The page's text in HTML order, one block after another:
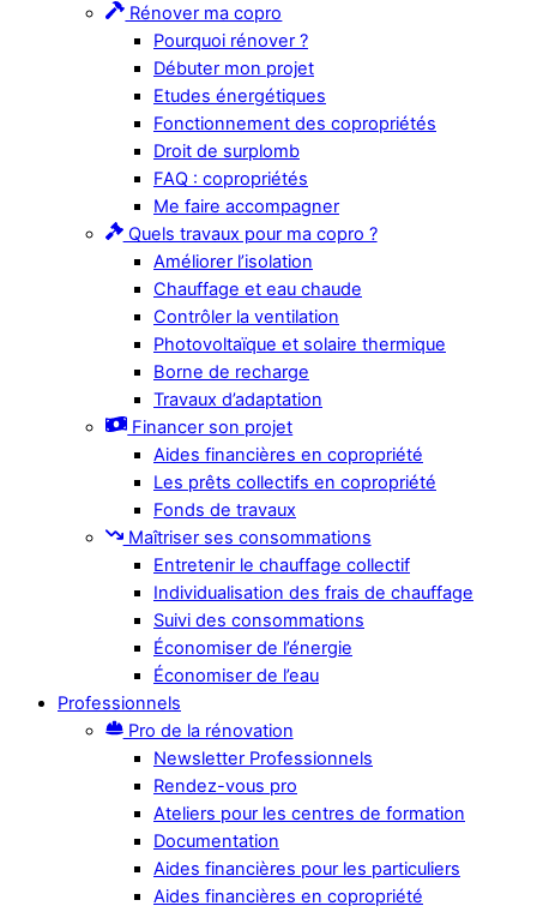
Rénover ma copro
Pourquoi rénover ?
Débuter mon projet
Etudes énergétiques
Fonctionnement des copropriétés
Droit de surplomb
FAQ : copropriétés
Me faire accompagner
Quels travaux pour ma copro ?
Améliorer l’isolation
Chauffage et eau chaude
Contrôler la ventilation
Photovoltaïque et solaire thermique
Borne de recharge
Travaux d’adaptation
Financer son projet
Aides financières en copropriété
Les prêts collectifs en copropriété
Fonds de travaux
Maîtriser ses consommations
Entretenir le chauffage collectif
Individualisation des frais de chauffage
Suivi des consommations
Économiser de l’énergie
Économiser de l’eau
Professionnels
Pro de la rénovation
Newsletter Professionnels
Rendez-vous pro
Ateliers pour les centres de formation
Documentation
Aides financières pour les particuliers
Aides financières en copropriété